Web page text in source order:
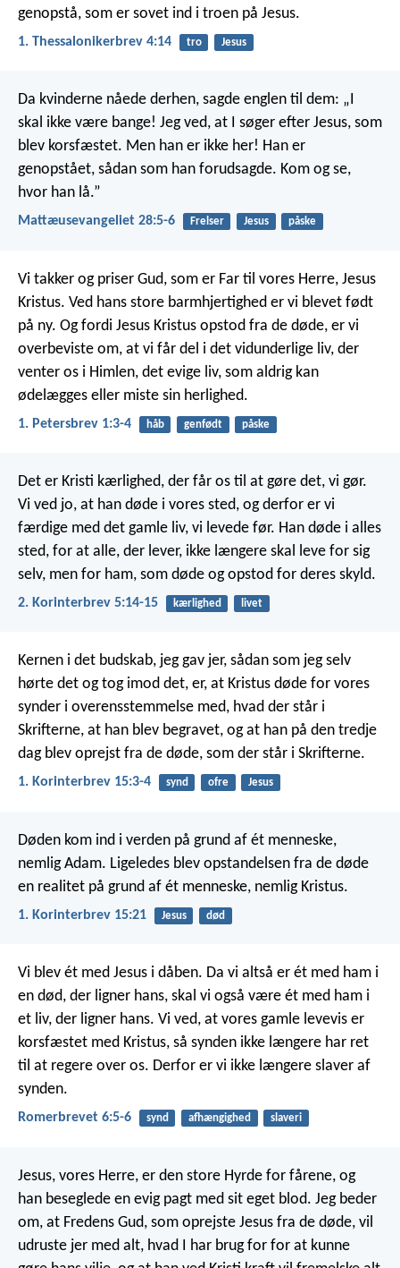
genopstå, som er sovet ind i troen på Jesus.
1. Thessalonikerbrev 4:14 tro Jesus
Da kvinderne nåede derhen, sagde englen til dem: „I
skal ikke være bange! Jeg ved, at I søger efter Jesus, som
blev korsfæstet. Men han er ikke her! Han er
genopstået, sådan som han forudsagde. Kom og se,
hvor han lå.”
Mattæusevangeliet 28:5-6 Frelser Jesus påske
Vi takker og priser Gud, som er Far til vores Herre, Jesus
Kristus. Ved hans store barmhjertighed er vi blevet født
på ny. Og fordi Jesus Kristus opstod fra de døde, er vi
overbeviste om, at vi får del i det vidunderlige liv, der
venter os i Himlen, det evige liv, som aldrig kan
ødelægges eller miste sin herlighed.
1. Petersbrev 1:3-4 håb genfødt påske
Det er Kristi kærlighed, der får os til at gøre det, vi gør.
Vi ved jo, at han døde i vores sted, og derfor er vi
færdige med det gamle liv, vi levede før. Han døde i alles
sted, for at alle, der lever, ikke længere skal leve for sig
selv, men for ham, som døde og opstod for deres skyld.
2. Korinterbrev 5:14-15 kærlighed livet
Kernen i det budskab, jeg gav jer, sådan som jeg selv
hørte det og tog imod det, er, at Kristus døde for vores
synder i overensstemmelse med, hvad der står i
Skrifterne, at han blev begravet, og at han på den tredje
dag blev oprejst fra de døde, som der står i Skrifterne.
1. Korinterbrev 15:3-4 synd ofre Jesus
Døden kom ind i verden på grund af ét menneske,
nemlig Adam. Ligeledes blev opstandelsen fra de døde
en realitet på grund af ét menneske, nemlig Kristus.
1. Korinterbrev 15:21 Jesus død
Vi blev ét med Jesus i dåben. Da vi altså er ét med ham i
en død, der ligner hans, skal vi også være ét med ham i
et liv, der ligner hans. Vi ved, at vores gamle levevis er
korsfæstet med Kristus, så synden ikke længere har ret
til at regere over os. Derfor er vi ikke længere slaver af
synden.
Romerbrevet 6:5-6 synd afhængighed slaveri
Jesus, vores Herre, er den store Hyrde for fårene, og
han beseglede en evig pagt med sit eget blod. Jeg beder
om, at Fredens Gud, som oprejste Jesus fra de døde, vil
udruste jer med alt, hvad I har brug for for at kunne